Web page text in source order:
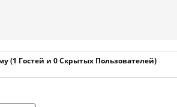
(1 Гостей и 0 Скрытых Пользователей)